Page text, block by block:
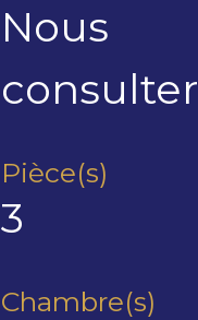
Nous
consulter
Pièce(s)
3
Chambre(s)